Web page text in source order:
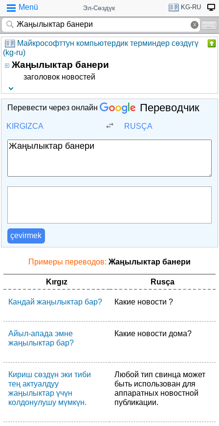
Menü Эл-Сөздүк KG-RU
Майкрософттун компьютердик терминдер сөздүгү
(kg-ru)
Жаңылыктар банери
заголовок новостей
Перевести через онлайн Переводчик
KIRGIZCA RUSÇA
çevirmek
Примеры переводов: Жаңылыктар банери
Kırgız Rusça
Кандай жаңылыктар бар? Какие новости ?
Айыл-апада эмне
жаңылыктар бар?
Какие новости дома?
Кириш сөздүн эки тиби
тең актуалдуу
жаңылыктар үчүн
колдонулушу мүмкүн.
Любой тип свинца может
быть использован для
аппаратных новостной
публикации.